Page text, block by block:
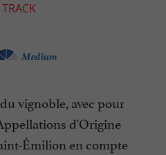
Medium
vignoble, avec pour
d'Origine
Émilion en compte